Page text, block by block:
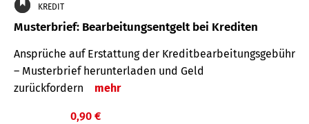
KREDIT
Musterbrief: Bearbeitungsentgelt bei Krediten
Ansprüche auf Erstattung der Kreditbearbeitungsgebühr
– Musterbrief herunterladen und Geld
zurückfordern
mehr
0,90 €